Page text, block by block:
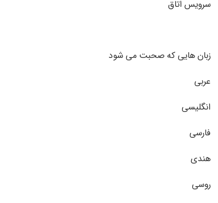
سرویس اتاق
زبان هایی که صحبت می شود
عربی
انگلیسی
فارسی
هندی
روسی